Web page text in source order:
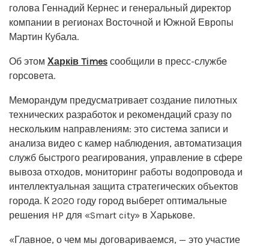
голова Геннадий Кернес и генеральный директор
компании в регионах Восточной и Южной Европы
Мартин Кубала.
Об этом Харків Times сообщили в пресс-службе
горсовета.
Меморандум предусматривает создание пилотных
технических разработок и рекомендаций сразу по
нескольким направлениям: это система записи и
анализа видео с камер наблюдения, автоматизация
служб быстрого реагирования, управление в сфере
вывоза отходов, мониторинг работы водопровода и
интеллектуальная защита стратегических объектов
города. К 2020 году город выберет оптимальные
решения HP для «Smart city» в Харькове.
«Главное, о чем мы договариваемся, — это участие